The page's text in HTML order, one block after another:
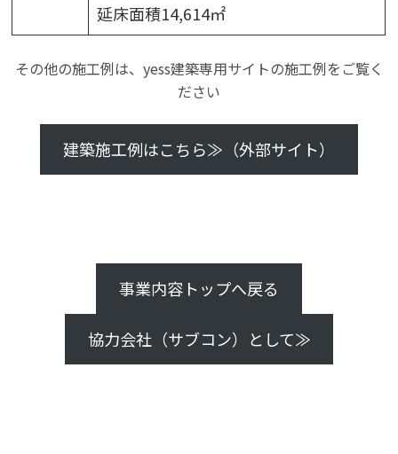
延床面積14,614㎡
その他の施工例は、yess建築専用サイトの施工例をご覧く
ださい
建築施工例はこちら≫（外部サイト）
事業内容トップへ戻る
協力会社（サブコン）として≫